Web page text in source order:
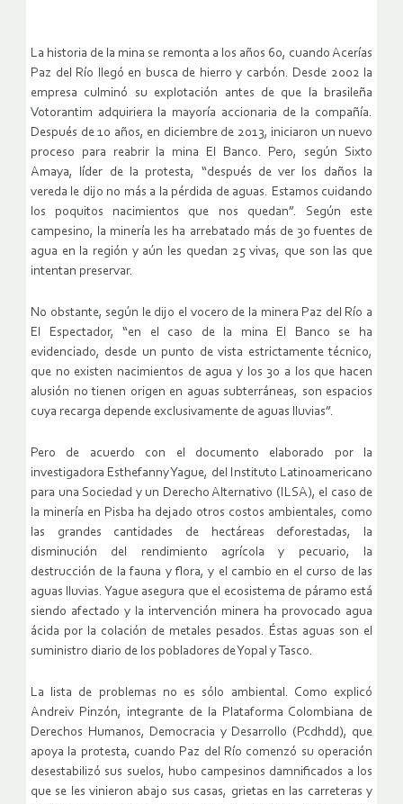
La historia de la mina se remonta a los años 60, cuando Acerías
Paz del Río llegó en busca de hierro y carbón. Desde 2002 la
empresa culminó su explotación antes de que la brasileña
Votorantim adquiriera la mayoría accionaria de la compañía.
Después de 10 años, en diciembre de 2013, iniciaron un nuevo
proceso para reabrir la mina El Banco. Pero, según Sixto
Amaya, líder de la protesta, “después de ver los daños la
vereda le dijo no más a la pérdida de aguas. Estamos cuidando
los poquitos nacimientos que nos quedan”. Según este
campesino, la minería les ha arrebatado más de 30 fuentes de
agua en la región y aún les quedan 25 vivas, que son las que
intentan preservar.
No obstante, según le dijo el vocero de la minera Paz del Río a
El Espectador, “en el caso de la mina El Banco se ha
evidenciado, desde un punto de vista estrictamente técnico,
que no existen nacimientos de agua y los 30 a los que hacen
alusión no tienen origen en aguas subterráneas, son espacios
cuya recarga depende exclusivamente de aguas lluvias”.
Pero de acuerdo con el documento elaborado por la
investigadora Esthefanny Yague, del Instituto Latinoamericano
para una Sociedad y un Derecho Alternativo (ILSA), el caso de
la minería en Pisba ha dejado otros costos ambientales, como
las grandes cantidades de hectáreas deforestadas, la
disminución del rendimiento agrícola y pecuario, la
destrucción de la fauna y flora, y el cambio en el curso de las
aguas lluvias. Yague asegura que el ecosistema de páramo está
siendo afectado y la intervención minera ha provocado agua
ácida por la colación de metales pesados. Éstas aguas son el
suministro diario de los pobladores de Yopal y Tasco.
La lista de problemas no es sólo ambiental. Como explicó
Andreiv Pinzón, integrante de la Plataforma Colombiana de
Derechos Humanos, Democracia y Desarrollo (Pcdhdd), que
apoya la protesta, cuando Paz del Río comenzó su operación
desestabilizó sus suelos, hubo campesinos damnificados a los
que se les vinieron abajo sus casas, grietas en las carreteras y